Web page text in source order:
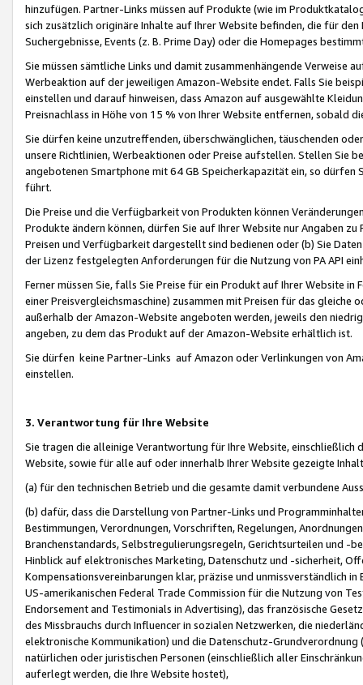
hinzufügen. Partner-Links müssen auf Produkte (wie im
sich zusätzlich originäre Inhalte auf Ihrer Website befinden, die für
Suchergebnisse, Events (z. B. Prime Day) oder die Homepages
Sie müssen sämtliche Links und damit zusammenhängende
Werbeaktion auf der jeweiligen Amazon-Website endet. Falls Sie
einstellen und darauf hinweisen, dass Amazon auf ausgewählte
Preisnachlass in Höhe von 15 % von Ihrer Website entfernen, sobald
Sie dürfen keine unzutreffenden, überschwänglichen, täuschenden
unsere Richtlinien, Werbeaktionen oder Preise aufstellen. Stellen Sie
angebotenen Smartphone mit 64 GB Speicherkapazität ein, so dürfen
führt.
Die Preise und die Verfügbarkeit von Produkten können
Produkte ändern können, dürfen Sie auf Ihrer Website nur Angaben
Preisen und Verfügbarkeit dargestellt sind bedienen oder (b) Sie
der Lizenz festgelegten Anforderungen für die Nutzung von PA API
Ferner müssen Sie, falls Sie Preise für ein Produkt auf Ihrer Website
einer Preisvergleichsmaschine) zusammen mit Preisen für das
außerhalb der Amazon-Website angeboten werden, jeweils den
angeben, zu dem das Produkt auf der Amazon-Website erhältlich ist.
Sie dürfen keine Partner-Links auf Amazon oder Verlinkungen von
einstellen.
3. Verantwortung für Ihre Website
Sie tragen die alleinige Verantwortung für Ihre Website,
Website, sowie für alle auf oder innerhalb Ihrer Website gezeigte
(a) für den technischen Betrieb und die gesamte damit verbundene
(b) dafür, dass die Darstellung von Partner-Links und
Bestimmungen, Verordnungen, Vorschriften, Regelungen,
Branchenstandards, Selbstregulierungsregeln, Gerichtsurteilen und -
Hinblick auf elektronisches Marketing, Datenschutz und -sicherheit,
Kompensationsvereinbarungen klar, präzise und unmissverständlich
US-amerikanischen Federal Trade Commission für die Nutzung von
Endorsement and Testimonials in Advertising), das französische
des Missbrauchs durch Influencer in sozialen Netzwerken, die
elektronische Kommunikation) und die Datenschutz-
natürlichen oder juristischen Personen (einschließlich aller
auferlegt werden, die Ihre Website hostet),